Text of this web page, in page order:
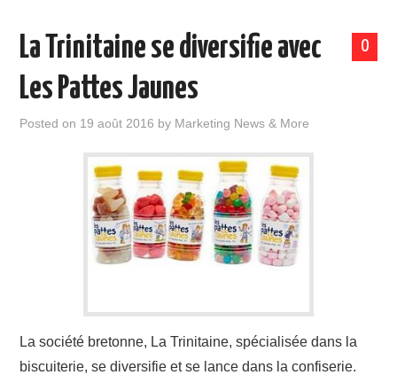
0
La Trinitaine se diversifie avec
Les Pattes Jaunes
Posted on 19 août 2016 by Marketing News & More
La société bretonne, La Trinitaine, spécialisée dans la
biscuiterie, se diversifie et se lance dans la confiserie.